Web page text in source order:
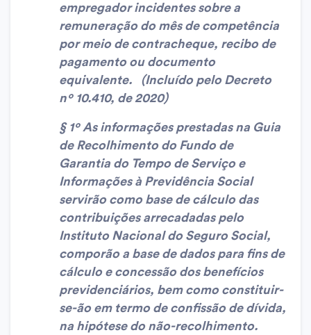
empregador incidentes sobre a
remuneração do mês de competência
por meio de contracheque, recibo de
pagamento ou documento
equivalente. (Incluído pelo Decreto
nº 10.410, de 2020)
§ 1º As informações prestadas na Guia
de Recolhimento do Fundo de
Garantia do Tempo de Serviço e
Informações à Previdência Social
servirão como base de cálculo das
contribuições arrecadadas pelo
Instituto Nacional do Seguro Social,
comporão a base de dados para fins de
cálculo e concessão dos benefícios
previdenciários, bem como constituir-
se-ão em termo de confissão de dívida,
na hipótese do não-recolhimento.